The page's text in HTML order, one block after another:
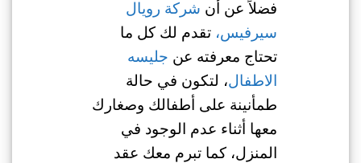
فضلاً عن أن شركة رويال
سيرفيس، تقدم لك كل ما
تحتاج معرفته عن جليسه
الاطفال، لتكون في حالة
طمأنينة على أطفالك وصغارك
معها أثناء عدم الوجود في
المنزل، كما تبرم معك عقد